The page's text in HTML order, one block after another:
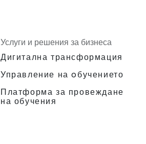
Услуги и решения за бизнеса
Дигитална трансформация
Управление на oбучението
Платформа за провеждане
на обучения